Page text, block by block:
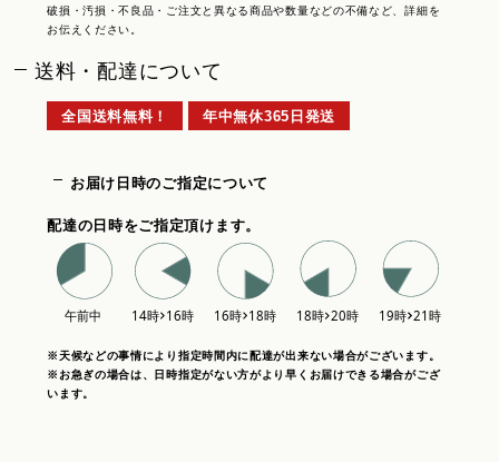
破損・汚損・不良品・ご注文と異なる商品や数量などの不備など、詳細を
お伝えください。
送料・配達について
全国送料無料！ 年中無休365日発送
お届け日時のご指定について
配達の日時をご指定頂けます。
※天候などの事情により指定時間内に配達が出来ない場合がございます。
※お急ぎの場合は、日時指定がない方がより早くお届けできる場合がござ
います。